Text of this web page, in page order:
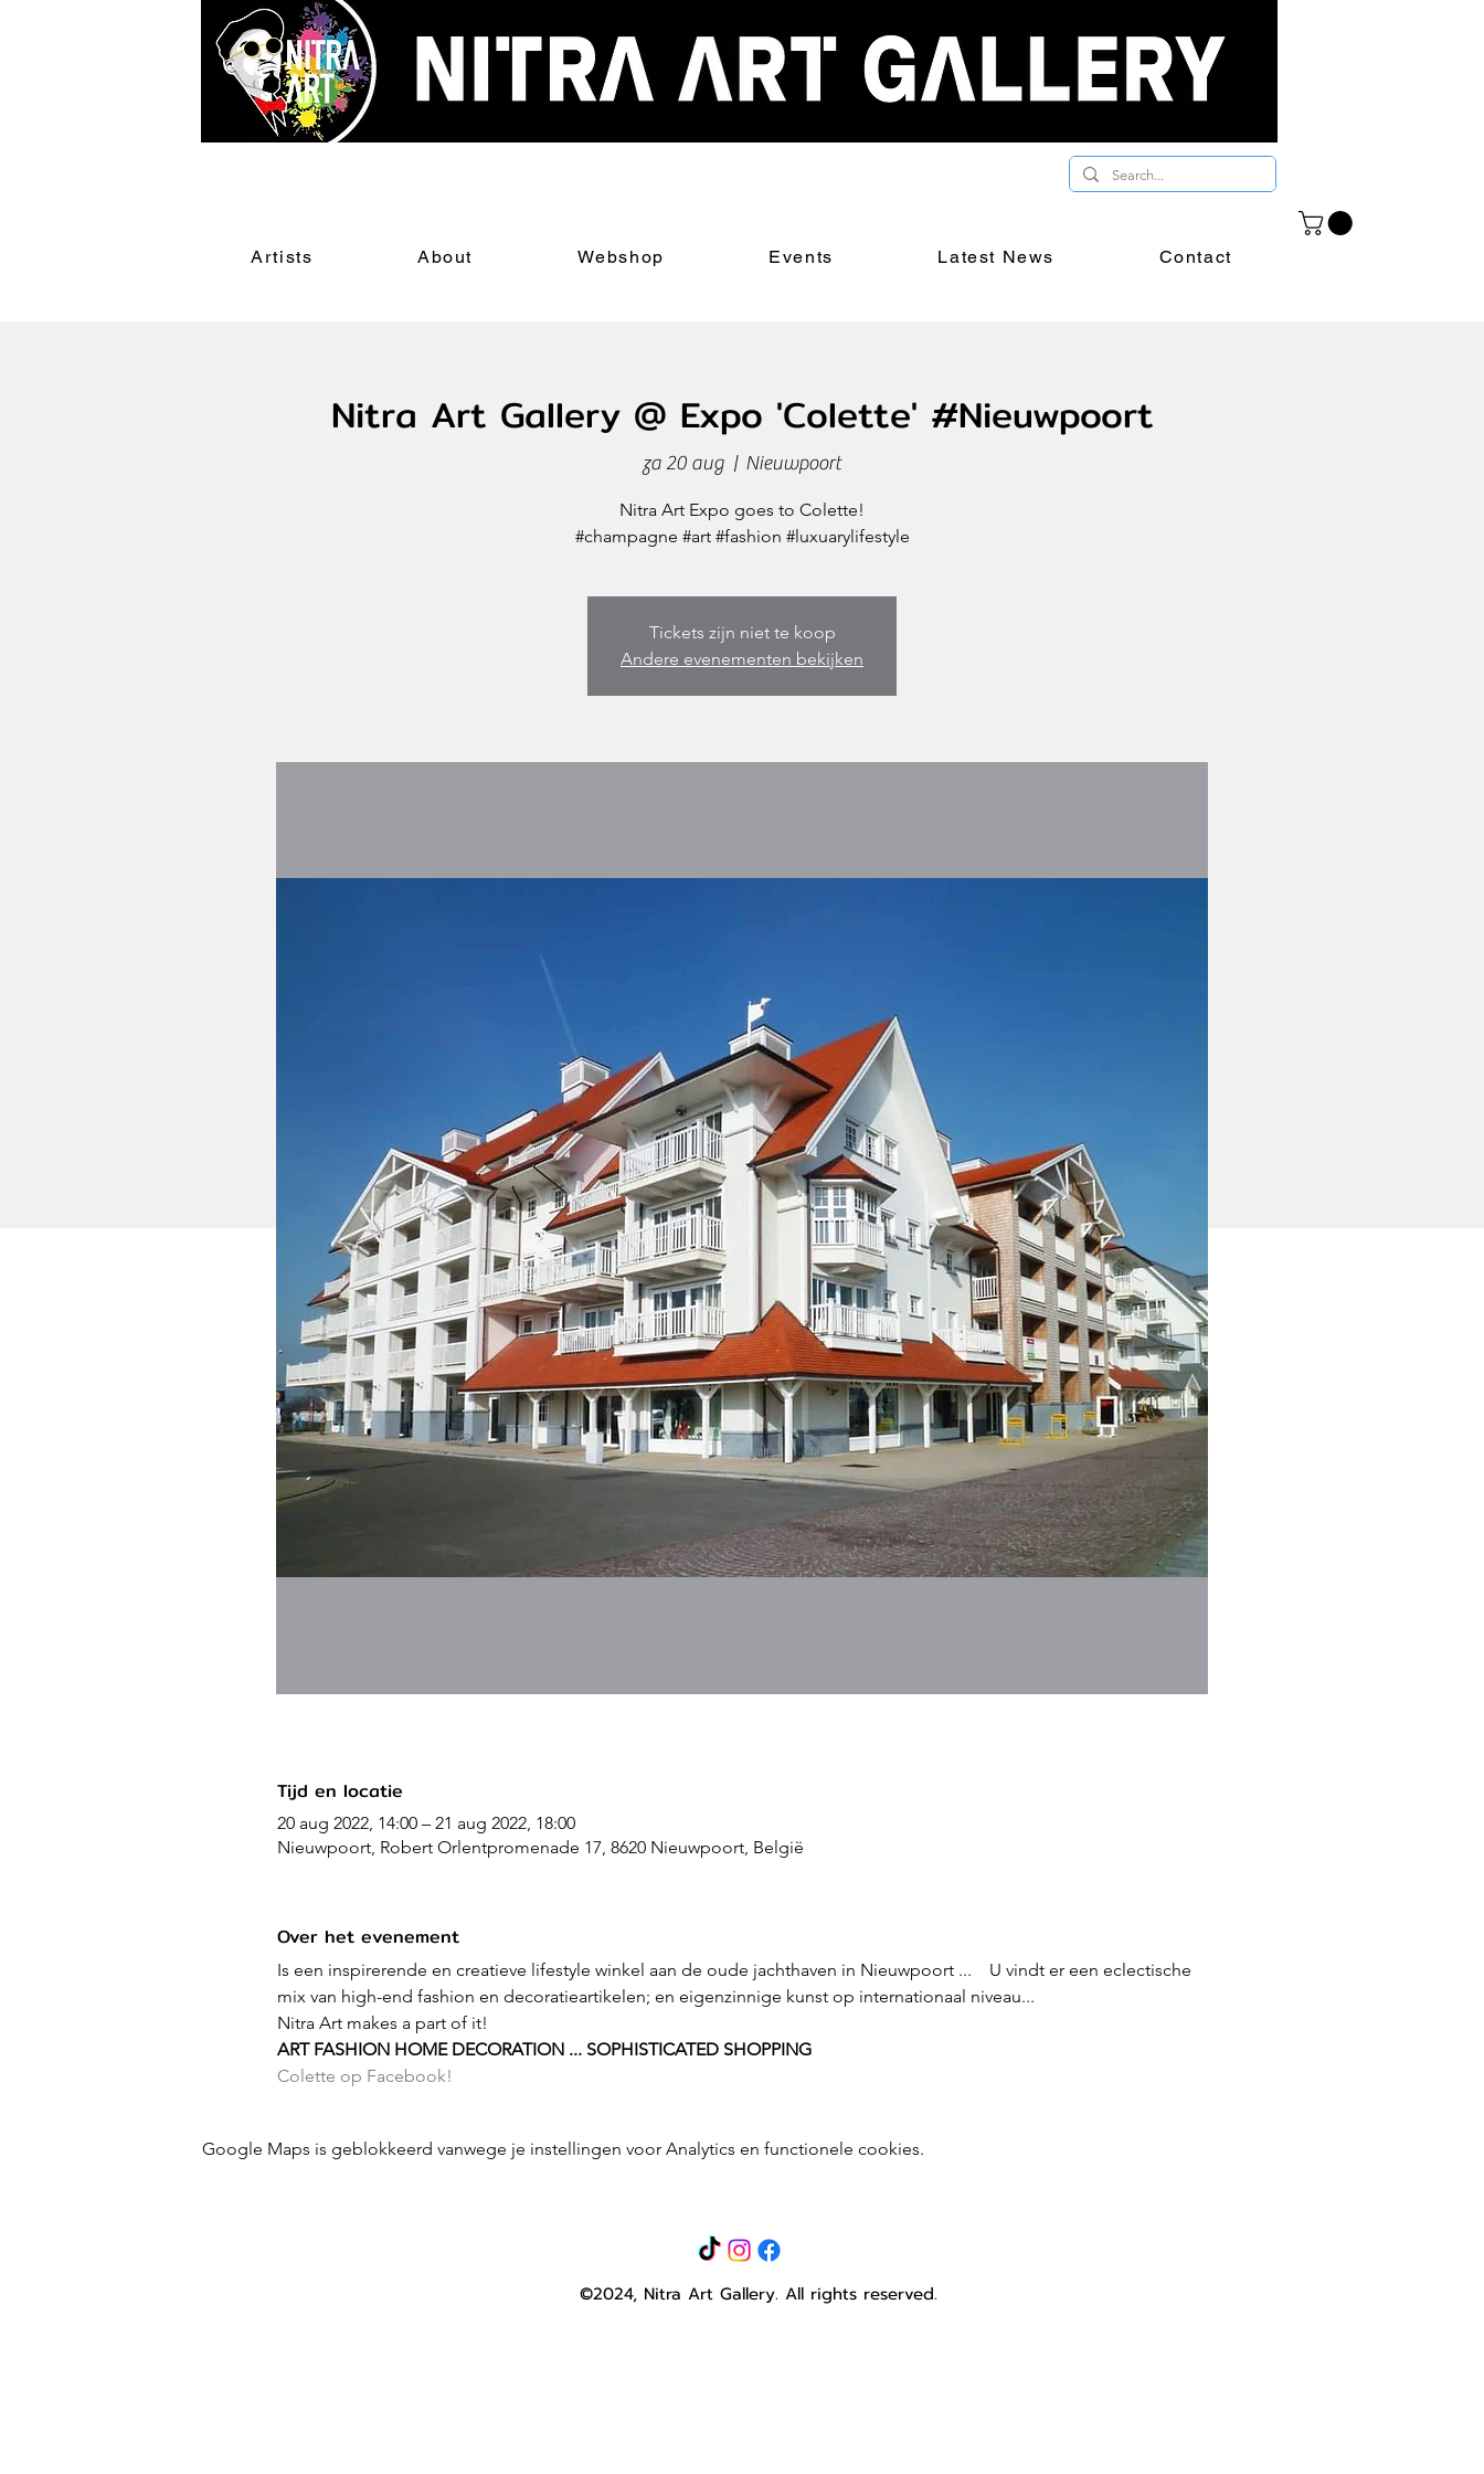
Artists About Webshop Events Latest News Contact
Nitra Art Gallery @ Expo 'Colette' #Nieuwpoort
za 20 aug
  |
Nieuwpoort
Nitra Art Expo goes to Colette!
#champagne #art #fashion #luxuarylifestyle
Tickets zijn niet te koop
Andere evenementen bekijken
Tijd en locatie
20 aug 2022, 14:00 – 21 aug 2022, 18:00
Nieuwpoort, Robert Orlentpromenade 17, 8620 Nieuwpoort, België
Over het evenement
Is een inspirerende en creatieve lifestyle winkel aan de oude jachthaven in Nieuwpoort ...    U vindt er een eclectische
mix van high-end fashion en decoratieartikelen; en eigenzinnige kunst op internationaal niveau...
Nitra Art makes a part of it!
ART FASHION HOME DECORATION ... SOPHISTICATED SHOPPING
Colette op Facebook!
Google Maps is geblokkeerd vanwege je instellingen voor Analytics en functionele cookies.
©2024, Nitra Art Gallery. All rights reserved.